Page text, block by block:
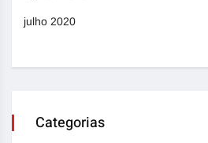
julho 2020
Categorias